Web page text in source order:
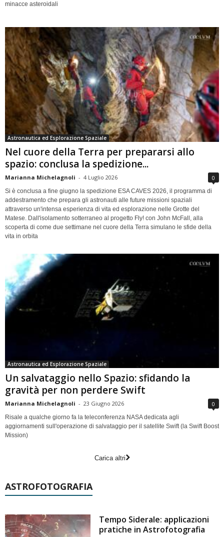
minacce asteroidali
Astronautica ed Esplorazione Spaziale
Nel cuore della Terra per prepararsi allo
spazio: conclusa la spedizione...
Marianna Michelagnoli - 4 Luglio 2026 0
Si è conclusa a fine giugno la spedizione ESA CAVES 2026, il programma di
addestramento che prepara gli astronauti alle future missioni spaziali
attraverso un'intensa esperienza di vita ed esplorazione nelle Grotte del
Matese. Dall'isolamento sotterraneo al progetto Fly! con John McFall, alla
scoperta di come due settimane nel cuore della Terra simulano le sfide della
vita in orbita
Astronautica ed Esplorazione Spaziale
Un salvataggio nello Spazio: sfidando la
gravità per non perdere Swift
Marianna Michelagnoli - 23 Giugno 2026 0
Risale a qualche giorno fa la teleconferenza NASA dedicata agli
aggiornamenti sull'operazione di salvataggio per il satellite Swift (la Swift Boost
Mission)
Carica altri
ASTROFOTOGRAFIA
Tempo Siderale: applicazioni
pratiche in Astrofotografia